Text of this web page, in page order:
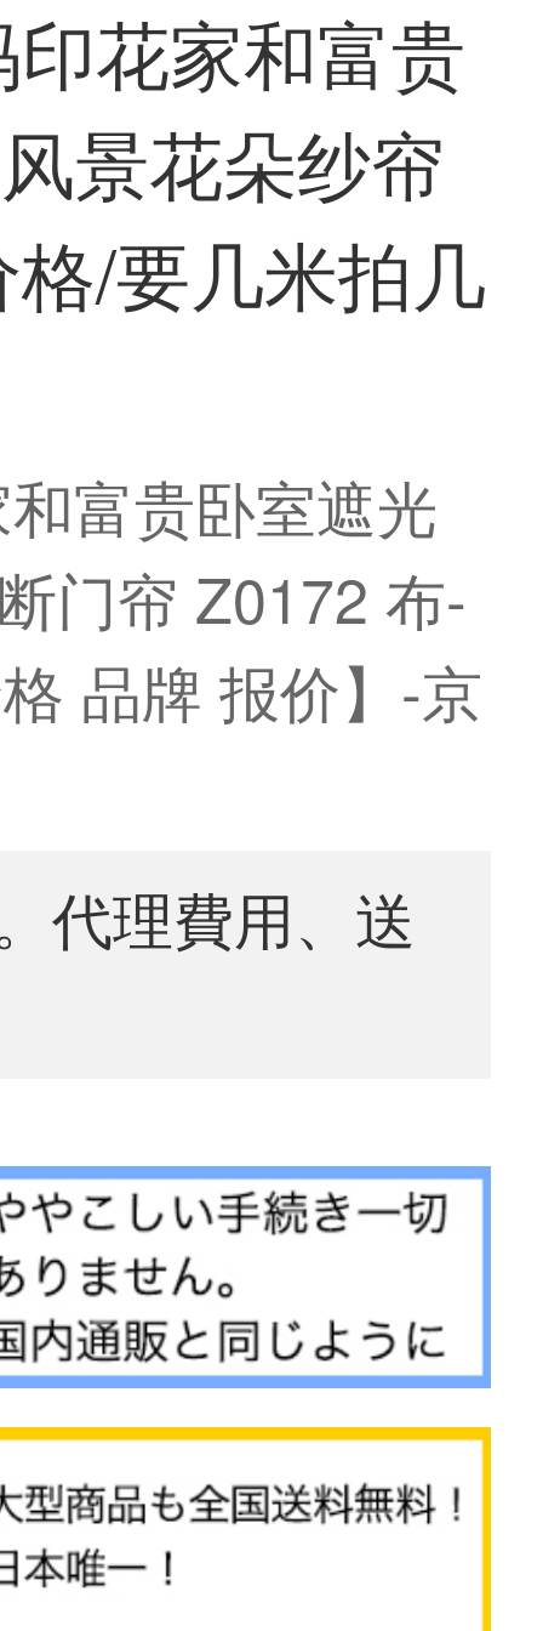
花家和富贵
景花朵纱帘
/要几米拍几
富贵卧室遮光
门帘 Z0172 布-
品牌 报价】-京
代理費用、送